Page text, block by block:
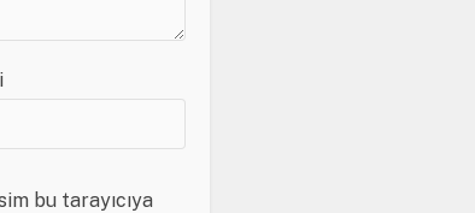
bu tarayıcıya